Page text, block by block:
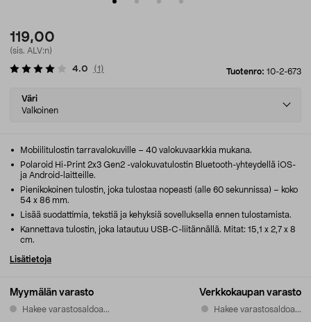
119,00
(sis. ALV:n)
Tuotenro: 10-2-673
4.0 (1 )
Select
variant
Väri
Valkoinen
Myymälän varasto
Hakee varastosaldoa...
Verkkokaupan varasto
Hakee varastosaldoa...
Mobiilitulostin tarravalokuville – 40 valokuvaarkkia mukana.
Polaroid Hi-Print 2x3 Gen2 -valokuvatulostin Bluetooth-yhteydellä iOS-
ja Android-laitteille.
Pienikokoinen tulostin, joka tulostaa nopeasti (alle 60 sekunnissa) – koko
54 x 86 mm.
Lisää suodattimia, tekstiä ja kehyksiä sovelluksella ennen tulostamista.
Kannettava tulostin, joka latautuu USB-C-liitännällä. Mitat: 15,1 x 2,7 x 8
cm.
Lisätietoja